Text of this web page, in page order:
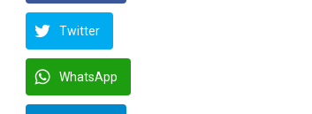
Twitter
WhatsApp